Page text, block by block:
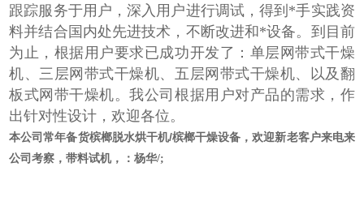
跟踪服务于用户，深入用户进行调试，得到*手实践资
料并结合国内处先进技术，不断改进和*设备。到目前
为止，根据用户要求已成功开发了：单层网带式干燥
机、三层网带式干燥机、五层网带式干燥机、以及翻
板式网带干燥机。我公司根据用户对产品的需求，作
出针对性设计，欢迎各位。
本公司常年备货槟榔脱水烘干机/槟榔干燥设备 ，欢迎新老客户来电来
公司考察，带料试机，：杨华/;